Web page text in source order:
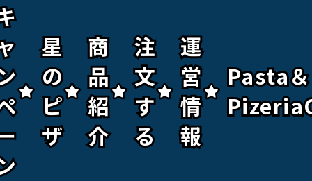
星
の
ピ
ザ
星
の
ピ
ザ
商
品
紹
介
商
品
紹
介
注
文
す
る
注
文
す
る
運
営
情
報
運
営
情
報
Pasta＆
Pasta＆